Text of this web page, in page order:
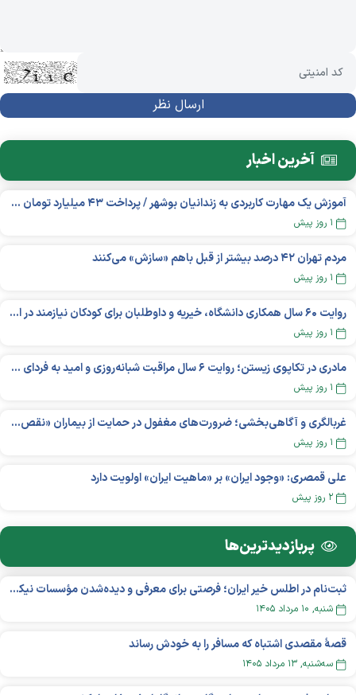
آخرین اخبار
آموزش یک مهارت کاربردی به زندانیان بوشهر / پرداخت ۴۳ میلیارد تومان تسهیلات خوداشتغالی
۱ روز پیش
مردم تهران ۴۲ درصد بیشتر از قبل باهم «سازش» می‌کنند
۱ روز پیش
روایت ۶۰ سال همکاری دانشگاه، خیریه و داوطلبان برای کودکان نیازمند در استرالیا
۱ روز پیش
مادری در تکاپوی زیستن؛ روایت ۶ سال مراقبت شبانه‌روزی و امید به فردای «نورا»
۱ روز پیش
غربالگری و آگاهی‌بخشی؛ ضرورت‌های مغفول در حمایت از بیماران «نقص ایمنی اولیه»
۱ روز پیش
علی قمصری: «وجود ایران» بر «ماهیت ایران» اولویت دارد
۲ روز پیش
پربازدید‌ترین‌ها
ثبت‌نام در اطلس خیر ایران؛ فرصتی برای معرفی و دیده‌شدن مؤسسات نیکوکاری
شنبه, ۱۰ مرداد ۱۴۰۵
قصهٔ مقصدی اشتباه که مسافر را به خودش رساند
سه‌شنبه, ۱۳ مرداد ۱۴۰۵